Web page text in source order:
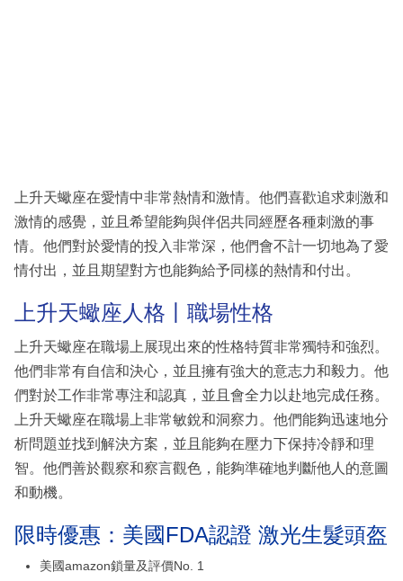
上升天蠍座在愛情中非常熱情和激情。他們喜歡追求刺激和
激情的感覺，並且希望能夠與伴侶共同經歷各種刺激的事
情。他們對於愛情的投入非常深，他們會不計一切地為了愛
情付出，並且期望對方也能夠給予同樣的熱情和付出。
上升天蠍座人格丨職場性格
上升天蠍座在職場上展現出來的性格特質非常獨特和強烈。
他們非常有自信和決心，並且擁有強大的意志力和毅力。他
們對於工作非常專注和認真，並且會全力以赴地完成任務。
上升天蠍座在職場上非常敏銳和洞察力。他們能夠迅速地分
析問題並找到解決方案，並且能夠在壓力下保持冷靜和理
智。他們善於觀察和察言觀色，能夠準確地判斷他人的意圖
和動機。
限時優惠：美國FDA認證 激光生髮頭盔
美國amazon鎖量及評價No. 1